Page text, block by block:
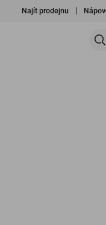
Najít prodejnu